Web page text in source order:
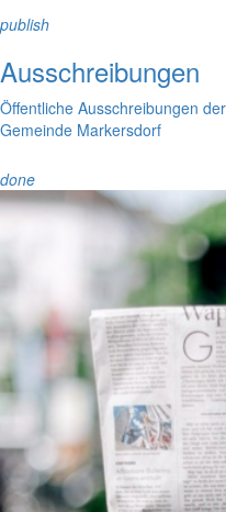
publish
Ausschreibungen
Öffentliche Ausschreibungen der
Gemeinde Markersdorf
done